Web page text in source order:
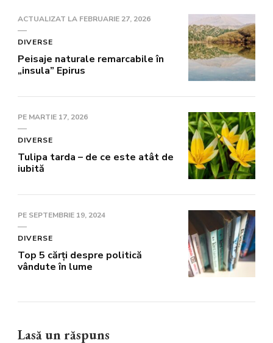
ACTUALIZAT LA FEBRUARIE 27, 2026
DIVERSE
Peisaje naturale remarcabile în
„insula” Epirus
PE MARTIE 17, 2026
DIVERSE
Tulipa tarda – de ce este atât de
iubită
PE SEPTEMBRIE 19, 2024
DIVERSE
Top 5 cărți despre politică
vândute în lume
Lasă un răspuns